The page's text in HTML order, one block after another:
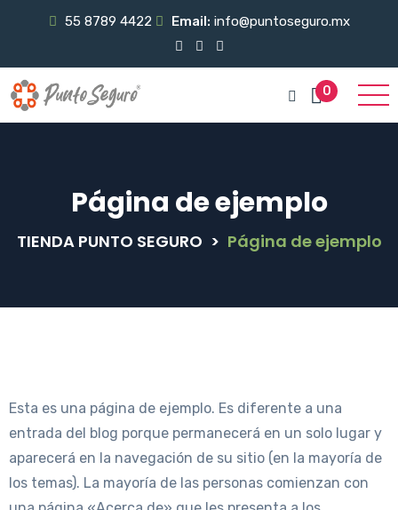
55 8789 4422 Email: info@puntoseguro.mx
0
Página de ejemplo
TIENDA PUNTO SEGURO > Página de ejemplo
Esta es una página de ejemplo. Es diferente a una
entrada del blog porque permanecerá en un solo lugar y
aparecerá en la navegación de su sitio (en la mayoría de
los temas). La mayoría de las personas comienzan con